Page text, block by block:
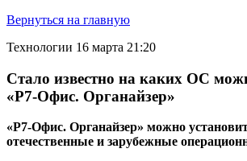
Вернуться на главную
Технологии 16 марта 21:20
Стало известно на каких ОС
«Р7-Офис. Органайзер»
«Р7-Офис. Органайзер» можно
отечественные и зарубежные